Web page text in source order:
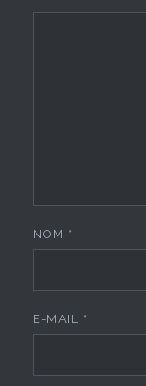
NOM *
E-MAIL *